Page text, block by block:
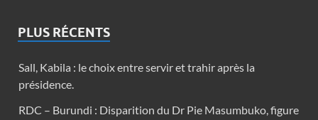
PLUS RÉCENTS
Sall, Kabila : le choix entre servir et trahir après la
présidence.
RDC – Burundi : Disparition du Dr Pie Masumbuko, figure